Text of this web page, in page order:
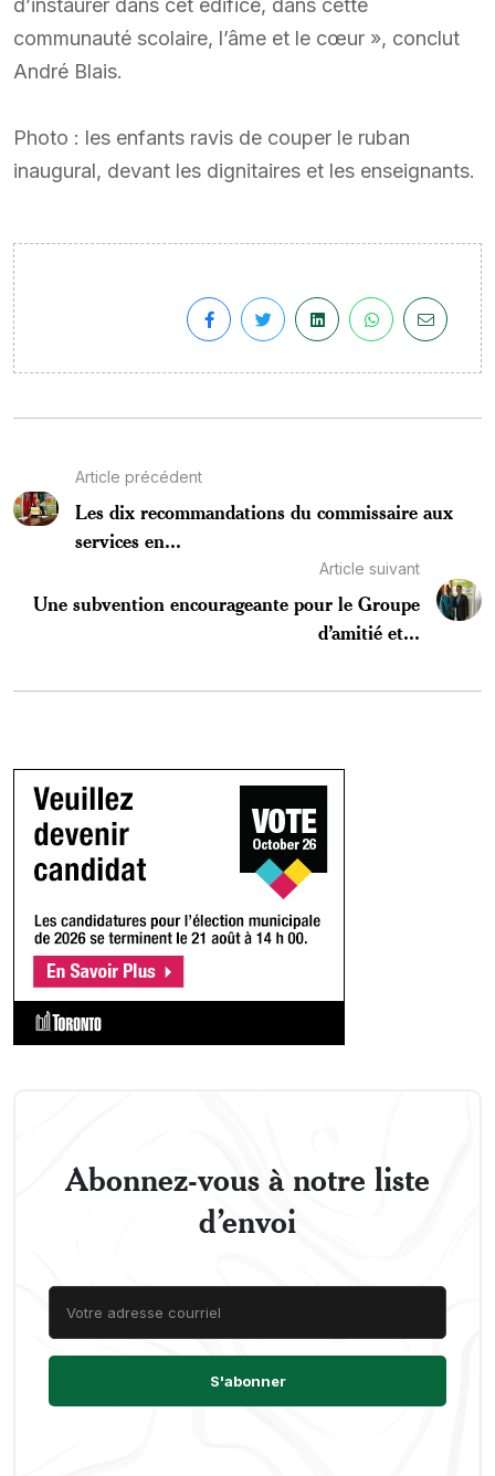
communauté scolaire, l’âme et le cœur », conclut
André Blais.
Photo : les enfants ravis de couper le ruban
inaugural, devant les dignitaires et les enseignants.
Article précédent
Les dix recommandations du commissaire aux
services en...
Article suivant
Une subvention encourageante pour le Groupe
d’amitié et...
Abonnez-vous à notre liste
d’envoi